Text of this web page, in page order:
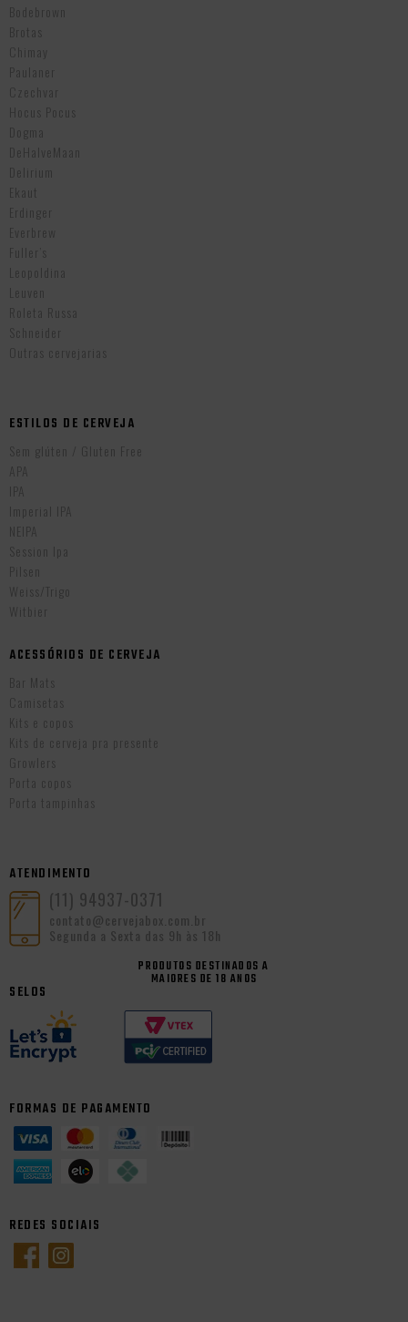
Bodebrown
Brotas
Chimay
Paulaner
Czechvar
Hocus Pocus
Dogma
DeHalveMaan
Delirium
Ekaut
Erdinger
Everbrew
Fuller’s
Leopoldina
Leuven
Roleta Russa
Schneider
Outras cervejarias
ESTILOS DE CERVEJA
Sem glúten / Gluten Free
APA
IPA
Imperial IPA
NEIPA
Session Ipa
Pilsen
Weiss/Trigo
Witbier
ACESSÓRIOS DE CERVEJA
Bar Mats
Camisetas
Kits e copos
Kits de cerveja pra presente
Growlers
Porta copos
Porta tampinhas
ATENDIMENTO
(11) 94937-0371
contato@cervejabox.com.br
Segunda a Sexta das 9h às 18h
PRODUTOS DESTINADOS A
MAIORES DE 18 ANOS
SELOS
FORMAS DE PAGAMENTO
REDES SOCIAIS